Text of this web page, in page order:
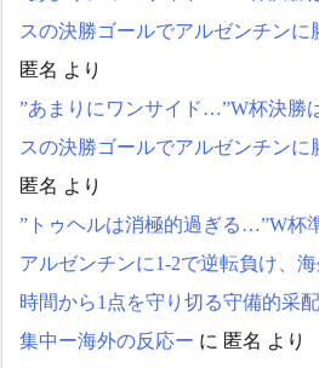
スの決勝ゴールでアルゼンチンに
匿名 より
”あまりにワンサイド…”W杯決勝
スの決勝ゴールでアルゼンチンに
匿名 より
”トゥヘルは消極的過ぎる…”W杯
アルゼンチンに1-2で逆転負け、
時間から1点を守り切る守備的采
集中ー海外の反応ー に 匿名 より